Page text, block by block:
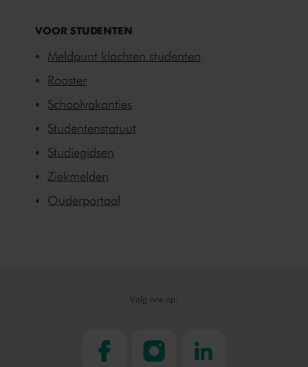
VOOR STUDENTEN
Meldpunt klachten studenten
Rooster
Schoolvakanties
Studentenstatuut
Studiegidsen
Ziekmelden
Ouderportaal
Volg ons op:
facebook instagram linkedin